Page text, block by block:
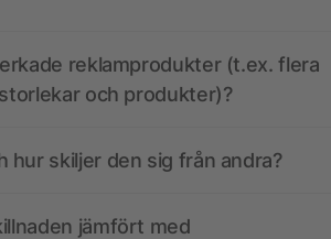
reklamprodukter (t.ex. flera
och produkter)?
hur skiljer den sig från andra?
jämfört med